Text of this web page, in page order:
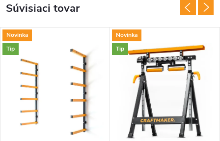
Súvisiaci tovar
Novinka
Tip
Novinka
Tip